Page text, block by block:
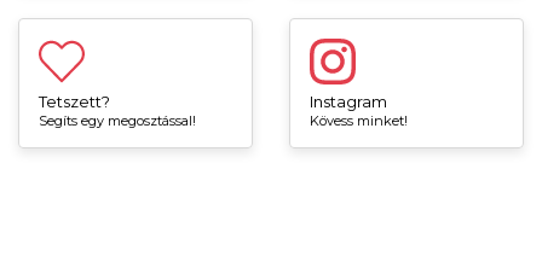
Tetszett?
Segíts egy megosztással!
Instagram
Kövess minket!